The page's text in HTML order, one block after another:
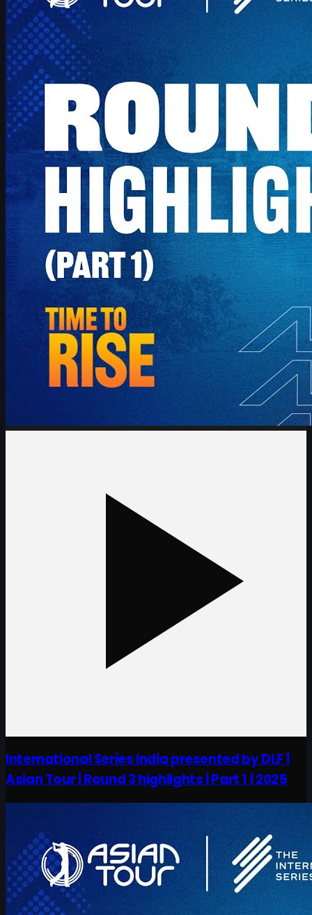
International Series India presented by DLF |
Asian Tour | Round 3 highlights | Part 1 | 2025